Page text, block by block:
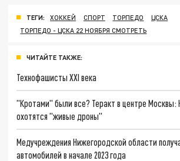
ТЕГИ: ХОККЕЙ СПОРТ ТОРПЕДО
ЦСКА
ТОРПЕДО - ЦСКА 22 НОЯБРЯ СМОТРЕТЬ
ЧИТАЙТЕ ТАКЖЕ:
Технофашисты XXI века
"Кротами" были все? Теракт в центре Москвы:
охотятся "живые дроны"
Медучреждения Нижегородской области
автомобилей в начале 2023 года